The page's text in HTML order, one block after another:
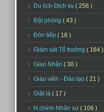
Du lịch-Dịch vụ ( 256 )
Đặt phòng ( 43 )
Đón tiếp ( 18 )
Giám sát-Tổ trưởng ( 164 )
Giao Nhận ( 30 )
Giáo viên - Đào tạo ( 21 )
Giặt là ( 17 )
H.chính-Nhân sự ( 106 )